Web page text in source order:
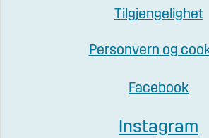
Tilgjengelighet
Personvern og
Facebook
Instagram